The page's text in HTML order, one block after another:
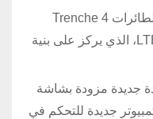
ويتوقع دمج المزيد من التحسينات لطائرات Trenche 4
ضمن برنامج التطوير طويل الأمد LTE، الذي يركز على بنية
جديدة مزودة بشاشة
جديدة للتحكم في